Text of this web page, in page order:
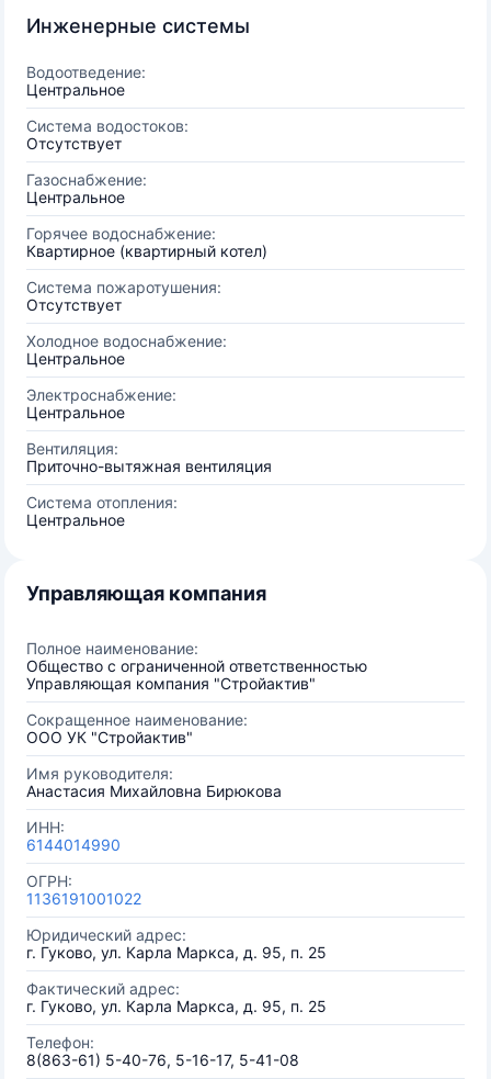
Инженерные системы
Водоотведение:
Центральное
Система водостоков:
Отсутствует
Газоснабжение:
Центральное
Горячее водоснабжение:
Квартирное (квартирный котел)
Система пожаротушения:
Отсутствует
Холодное водоснабжение:
Центральное
Электроснабжение:
Центральное
Вентиляция:
Приточно-вытяжная вентиляция
Система отопления:
Центральное
Управляющая компания
Полное наименование:
Общество с ограниченной ответственностью
Управляющая компания "Стройактив"
Сокращенное наименование:
ООО УК "Стройактив"
Имя руководителя:
Анастасия Михайловна Бирюкова
ИНН:
6144014990
ОГРН:
1136191001022
Юридический адрес:
г. Гуково, ул. Карла Маркса, д. 95, п. 25
Фактический адрес:
г. Гуково, ул. Карла Маркса, д. 95, п. 25
Телефон:
8(863-61) 5-40-76, 5-16-17, 5-41-08